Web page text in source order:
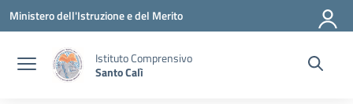
Vai ai contenuti
Vai al menu di navigazione
Vai al footer
Ministero dell'Istruzione e del Merito
Istituto Comprensivo
Santo Calì